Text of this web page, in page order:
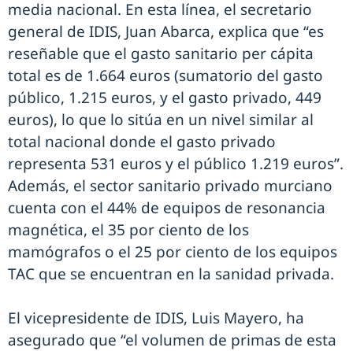
media nacional. En esta línea, el secretario
general de IDIS, Juan Abarca, explica que “es
reseñable que el gasto sanitario per cápita
total es de 1.664 euros (sumatorio del gasto
público, 1.215 euros, y el gasto privado, 449
euros), lo que lo sitúa en un nivel similar al
total nacional donde el gasto privado
representa 531 euros y el público 1.219 euros”.
Además, el sector sanitario privado murciano
cuenta con el 44% de equipos de resonancia
magnética, el 35 por ciento de los
mamógrafos o el 25 por ciento de los equipos
TAC que se encuentran en la sanidad privada.
El vicepresidente de IDIS, Luis Mayero, ha
asegurado que “el volumen de primas de esta